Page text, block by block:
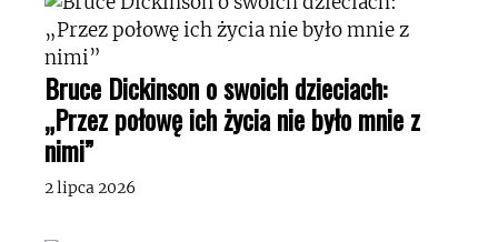
Bruce Dickinson o swoich dzieciach:
„Przez połowę ich życia nie było mnie z
nimi”
2 lipca 2026